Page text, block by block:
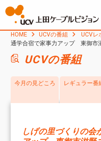
HOME UCVの番組 UCVレ
通学合宿で家事力アップ 東御市
UCVの番組
今月の見どころ レギュラー番
しげの里づくりの